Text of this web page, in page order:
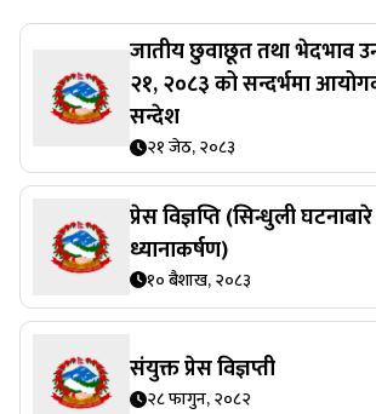
जातीय छुवाछूत तथा भेदभाव
२१, २०८३ को सन्दर्भमा
सन्देश
२१ जेठ, २०८३
प्रेस विज्ञप्ति (सिन्धुली
ध्यानाकर्षण)
१० बैशाख, २०८३
संयुक्त प्रेस विज्ञप्ती
२८ फागुन, २०८२